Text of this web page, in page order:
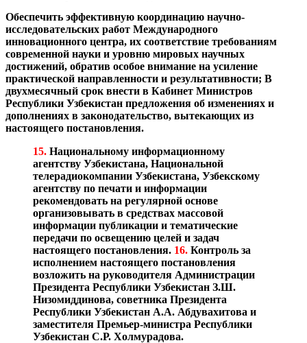
Обеспечить эффективную координацию научно-
исследовательских работ Международного
инновационного центра, их соответствие требованиям
современной науки и уровню мировых научных
достижений, обратив особое внимание на усиление
практической направленности и результативности; В
двухмесячный срок внести в Кабинет Министров
Республики Узбекистан предложения об изменениях и
дополнениях в законодательство, вытекающих из
настоящего постановления.
15. Национальному информационному
агентству Узбекистана, Национальной
телерадиокомпании Узбекистана, Узбекскому
агентству по печати и информации
рекомендовать на регулярной основе
организовывать в средствах массовой
информации публикации и тематические
передачи по освещению целей и задач
настоящего постановления. 16. Контроль за
исполнением настоящего постановления
возложить на руководителя Администрации
Президента Республики Узбекистан З.Ш.
Низомиддинова, советника Президента
Республики Узбекистан А.А. Абдувахитова и
заместителя Премьер-министра Республики
Узбекистан С.Р. Холмурадова.